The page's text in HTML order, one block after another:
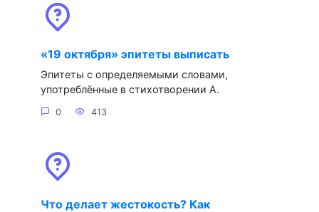
«19 октября» эпитеты выписать
Эпитеты с определяемыми словами,
употреблённые в стихотворении А.
0 413
Что делает жестокость? Как